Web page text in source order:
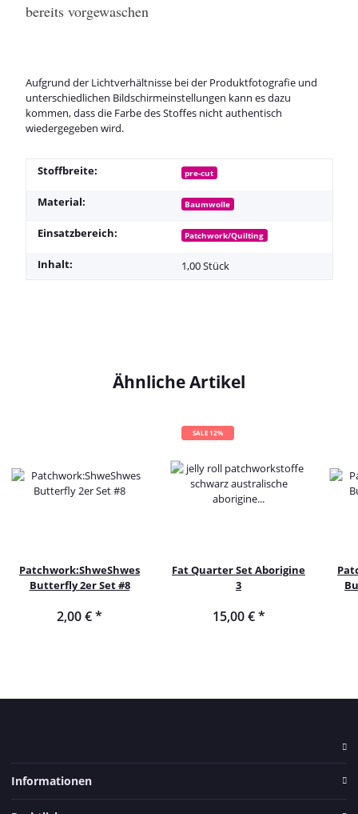
bereits vorgewaschen
Aufgrund der Lichtverhältnisse bei der Produktfotografie und
unterschiedlichen Bildschirmeinstellungen kann es dazu
kommen, dass die Farbe des Stoffes nicht authentisch
wiedergegeben wird.
Stoffbreite: pre-cut
Material: Baumwolle
Einsatzbereich: Patchwork/Quilting
Inhalt: 1,00 Stück
Ähnliche Artikel
Patchwork:ShweShwes
Butterfly 2er Set #8
2,00 €*
SALE 12%
Fat Quarter Set Aborigine
3
15,00 €*
Informationen